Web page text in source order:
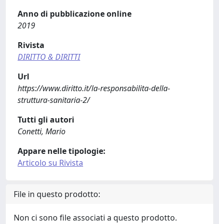
Anno di pubblicazione online
2019
Rivista
DIRITTO & DIRITTI
Url
https://www.diritto.it/la-responsabilita-della-
struttura-sanitaria-2/
Tutti gli autori
Conetti, Mario
Appare nelle tipologie:
Articolo su Rivista
File in questo prodotto:
Non ci sono file associati a questo prodotto.